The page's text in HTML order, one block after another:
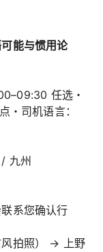
能与惯用论
任选・
・司机语言：
九州
系您确认行
风拍照） → 上野